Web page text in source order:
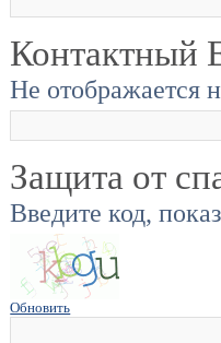
Контактный
Не отображается
Защита от
Введите код,
Обновить